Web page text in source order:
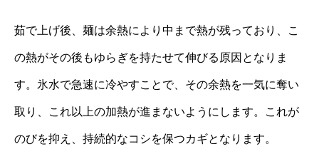
茹で上げ後、麺は余熱により中まで熱が残っており、こ
の熱がその後もゆらぎを持たせて伸びる原因となりま
す。氷水で急速に冷やすことで、その余熱を一気に奪い
取り、これ以上の加熱が進まないようにします。これが
のびを抑え、持続的なコシを保つカギとなります。